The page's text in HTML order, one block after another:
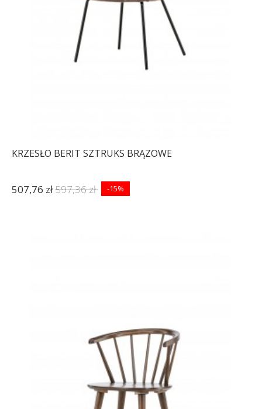
KRZESŁO BERIT SZTRUKS BRĄZOWE
507,76 zł597,36 zł -15%